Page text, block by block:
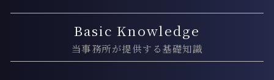
Basic Knowledge
当事務所が提供する基礎知識